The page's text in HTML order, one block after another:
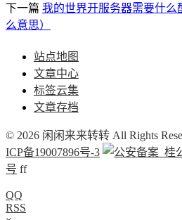
下一篇 我的世界开服务器需要什么
么意思）
站点地图
文章中心
标签云集
文章存档
© 2026 闲闲来来转转 All Rights
ICP备19007896号-3
桂
号 ff
QQ
RSS